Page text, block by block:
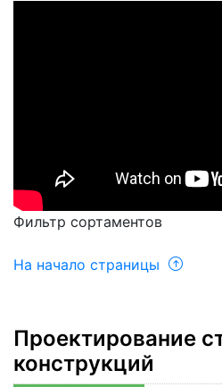
Фильтр сортаментов
На начало страницы
Проектирование
конструкций